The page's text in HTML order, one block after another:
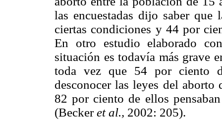
las encuestadas dijo saber que
ciertas condiciones y 44 por
En otro estudio elaborado
situación es todavía más grave
toda vez que 54 por ciento
desconocer las leyes del aborto
82 por ciento de ellos
(Beckeret al., 2002: 205).